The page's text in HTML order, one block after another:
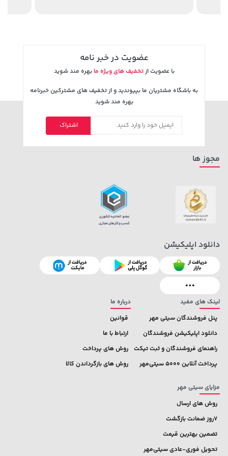
خرید
100,000 تومان
120,000
خرید
244,000
عضویت در خبر نامه
با عضویت ازتخفیف های ویژه ما بهره مند شوید
به باشگاه مشتریان ما بپیوندید و از تخفیف های مشترکین خبرنامه
بهره مند شوید
اشتراک
لینک های مفید
پنل فروشندگان سیتی مهر
دانلود اپلیکیشن فروشندگان
راهنمای فروشندگان و ثبت تیکت
پرداخت آنلاین 5000 سیتی‌مهر
درباره ما
قوانین
ارتباط با ما
روش های پرداخت
روش های بازگرداندن کالا
مزایای سیتی مهر
روش های ارسال
7روز ضمانت بازگشت
تضمین بهترین قیمت
تحویل فوری-عادی سیتی‌مهر
مجوز ها
دانلود اپلیکیشن